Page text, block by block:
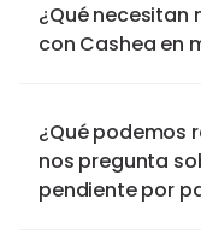
¿Qué necesitan
con Cashea en
¿Qué podemos
nos pregunta
pendiente por